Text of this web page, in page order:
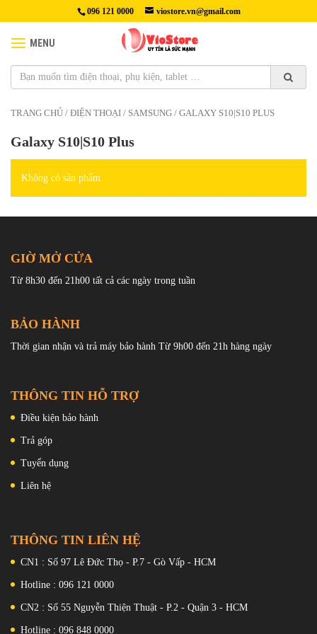
096 121 0000 viostore.vn@gmail.com
MENU
TRANG CHỦ / ĐIỆN THOẠI / SAMSUNG / GALAXY S10|S10 PLUS
Galaxy S10|S10 Plus
Không có sản phẩm.
GIỜ MỞ CỬA
Từ 8h30 đến 21h00 tất cả các ngày trong tuần
BẢO HÀNH
Thời gian nhận và trả máy bảo hành Từ 9h00 đến 21h hàng ngày
THÔNG TIN HỖ TRỢ
Điều kiện bảo hành
Trả góp
Tuyển dụng
Liên hệ
THÔNG TIN LIÊN HỆ
CN1 : Số 97 Lê Đức Thọ - P.7 - Gò Vấp - HCM
Hotline : 096 121 0000
CN2 : Số 55 Nguyễn Thiện Thuật - P.2 - Quận 3 - HCM
Hotline : 096 848 0000